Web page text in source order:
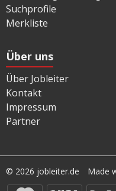
Suchprofile
Merkliste
Über uns
Über Jobleiter
Kontakt
Impressum
Partner
© 2026 jobleiter.de Made